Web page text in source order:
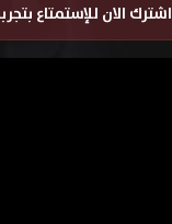
الان للإستمتاع